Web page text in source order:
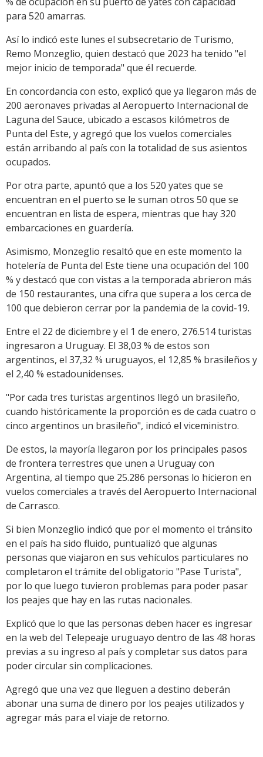
para 520 amarras.
Así lo indicó este lunes el subsecretario de Turismo,
Remo Monzeglio, quien destacó que 2023 ha tenido "el
mejor inicio de temporada" que él recuerde.
En concordancia con esto, explicó que ya llegaron más de
200 aeronaves privadas al Aeropuerto Internacional de
Laguna del Sauce, ubicado a escasos kilómetros de
Punta del Este, y agregó que los vuelos comerciales
están arribando al país con la totalidad de sus asientos
ocupados.
Por otra parte, apuntó que a los 520 yates que se
encuentran en el puerto se le suman otros 50 que se
encuentran en lista de espera, mientras que hay 320
embarcaciones en guardería.
Asimismo, Monzeglio resaltó que en este momento la
hotelería de Punta del Este tiene una ocupación del 100
% y destacó que con vistas a la temporada abrieron más
de 150 restaurantes, una cifra que supera a los cerca de
100 que debieron cerrar por la pandemia de la covid-19.
Entre el 22 de diciembre y el 1 de enero, 276.514 turistas
ingresaron a Uruguay. El 38,03 % de estos son
argentinos, el 37,32 % uruguayos, el 12,85 % brasileños y
el 2,40 % estadounidenses.
"Por cada tres turistas argentinos llegó un brasileño,
cuando históricamente la proporción es de cada cuatro o
cinco argentinos un brasileño", indicó el viceministro.
De estos, la mayoría llegaron por los principales pasos
de frontera terrestres que unen a Uruguay con
Argentina, al tiempo que 25.286 personas lo hicieron en
vuelos comerciales a través del Aeropuerto Internacional
de Carrasco.
Si bien Monzeglio indicó que por el momento el tránsito
en el país ha sido fluido, puntualizó que algunas
personas que viajaron en sus vehículos particulares no
completaron el trámite del obligatorio "Pase Turista",
por lo que luego tuvieron problemas para poder pasar
los peajes que hay en las rutas nacionales.
Explicó que lo que las personas deben hacer es ingresar
en la web del Telepeaje uruguayo dentro de las 48 horas
previas a su ingreso al país y completar sus datos para
poder circular sin complicaciones.
Agregó que una vez que lleguen a destino deberán
abonar una suma de dinero por los peajes utilizados y
agregar más para el viaje de retorno.